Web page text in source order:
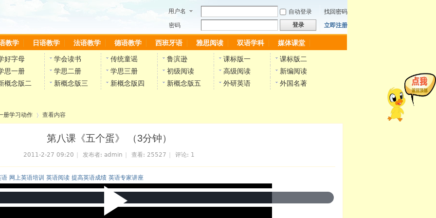
用户名 自动登录
找回密码
密码
登录 立即注册
教学 日语教学 法语教学 德语教学 西班牙语 雅思阅读 双语学科 媒体课堂
好字母 学会读书 传统童谣 鲁滨逊 课标版一
课标版二
思一册
学思二册 学思三册 初级阅读 高级阅读
新编阅读
概念版二
新概念版三 新概念版四 新概念版五 外研英语 外国名著
册学习动作
›
查看内容
第八课《五个蛋》 （3分钟）
2011-2-27 09:20 发布者: admin 查看: 25527 评论: 1
网上英语培训 英语阅读 提高英语成绩 英语专家讲座